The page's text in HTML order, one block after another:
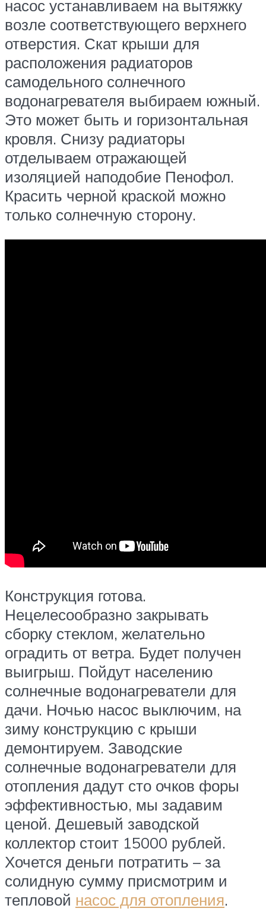
насос устанавливаем на вытяжку
возле соответствующего верхнего
отверстия. Скат крыши для
расположения радиаторов
самодельного солнечного
водонагревателя выбираем южный.
Это может быть и горизонтальная
кровля. Снизу радиаторы
отделываем отражающей
изоляцией наподобие Пенофол.
Красить черной краской можно
только солнечную сторону.
Конструкция готова.
Нецелесообразно закрывать
сборку стеклом, желательно
оградить от ветра. Будет получен
выигрыш. Пойдут населению
солнечные водонагреватели для
дачи. Ночью насос выключим, на
зиму конструкцию с крыши
демонтируем. Заводские
солнечные водонагреватели для
отопления дадут сто очков форы
эффективностью, мы задавим
ценой. Дешевый заводской
коллектор стоит 15000 рублей.
Хочется деньги потратить – за
солидную сумму присмотрим и
тепловой насос для отопления.